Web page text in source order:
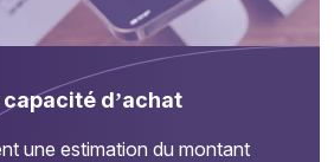
d’achat
une estimation du montant